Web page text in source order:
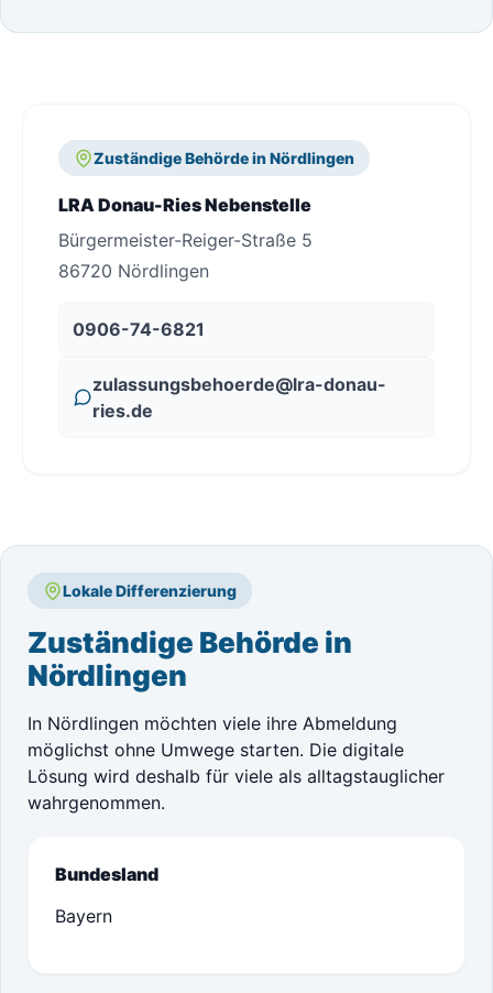
Zuständige Behörde in Nördlingen
LRA Donau-Ries Nebenstelle
Bürgermeister-Reiger-Straße 5
86720 Nördlingen
0906-74-6821
zulassungsbehoerde@lra-donau-
ries.de
Lokale Differenzierung
Zuständige Behörde in
Nördlingen
In Nördlingen möchten viele ihre Abmeldung
möglichst ohne Umwege starten. Die digitale
Lösung wird deshalb für viele als alltagstauglicher
wahrgenommen.
Bundesland
Bayern